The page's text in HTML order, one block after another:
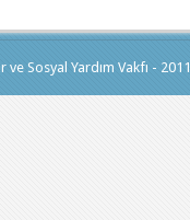
Sosyal Yardım Vakfı -